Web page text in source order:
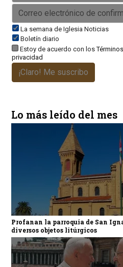
La semana de Iglesia Noticias
Boletín diario
Estoy de acuerdo con los
privacidad
¡Claro! Me suscribo
Lo más leído del mes
Profanan la parroquia de San
diversos objetos litúrgicos